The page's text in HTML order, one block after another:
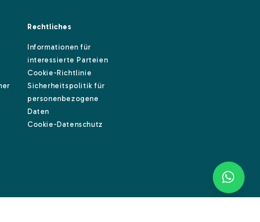
Rechtliches
Informationen für
interessierte Parteien
Cookie-Richtlinie
Sicherheitspolitik für
personenbezogene
Daten
Cookie-Datenschutz